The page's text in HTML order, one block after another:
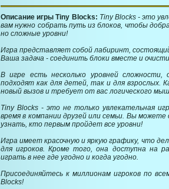
Описание игры Tiny Blocks: Tiny Blocks - это
вам нужно собрать путь из блоков, чтобы
но сложные уровни!
Игра представляет собой лабиринт,
Ваша задача - соединить блоки вместе и
В игре есть несколько уровней
подходят как для детей, так и для взрослых.
новый вызов и требует от вас логического
Tiny Blocks - это не только увлекательная
время в компании друзей или семьи. Вы можете
узнать, кто первым пройдет все уровни!
Игра имеет красочную и яркую графику, что
для игроков. Кроме того, она доступна на
играть в нее где угодно и когда угодно.
Присоединяйтесь к миллионам игроков по
Blocks!